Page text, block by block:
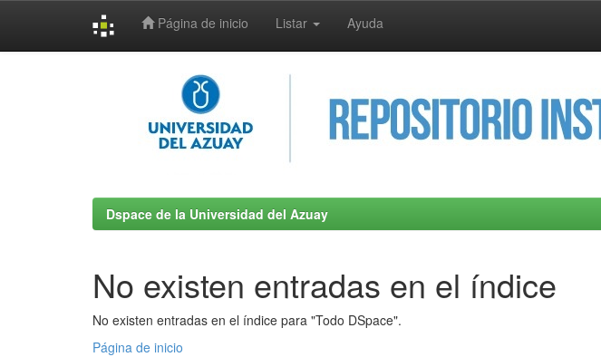
Página de inicio Listar Ayuda
Dspace de la Universidad del Azuay
No existen entradas en el índice
No existen entradas en el índice para "Todo DSpace".
Página de inicio